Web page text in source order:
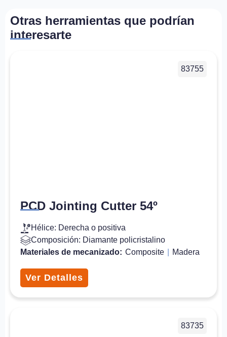
Otras herramientas que podrían
interesarte
83755
PCD Jointing Cutter 54º
Hélice: Derecha o positiva
Composición: Diamante policristalino
Materiales de mecanizado: Composite Madera
Ver Detalles
83735